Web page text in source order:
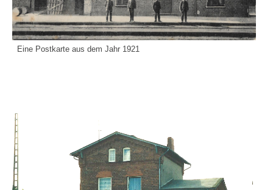
Eine Postkarte aus dem Jahr 1921